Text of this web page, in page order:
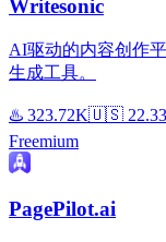
Writesonic
AI驱动的内容创作
生成工具。
♨️ 323.72K🇺🇸
Freemium
PagePilot.ai